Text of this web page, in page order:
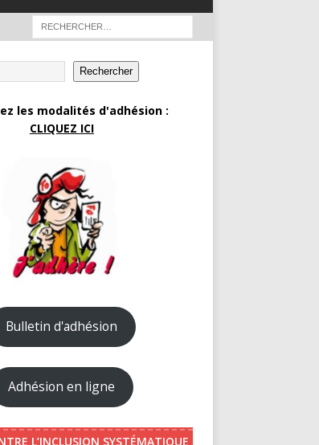
Rechercher
les modalités d'adhésion :
CLIQUEZ ICI
Bulletin d'adhésion
Adhésion en ligne
L’INCLUSION SYSTÉMATIQUE